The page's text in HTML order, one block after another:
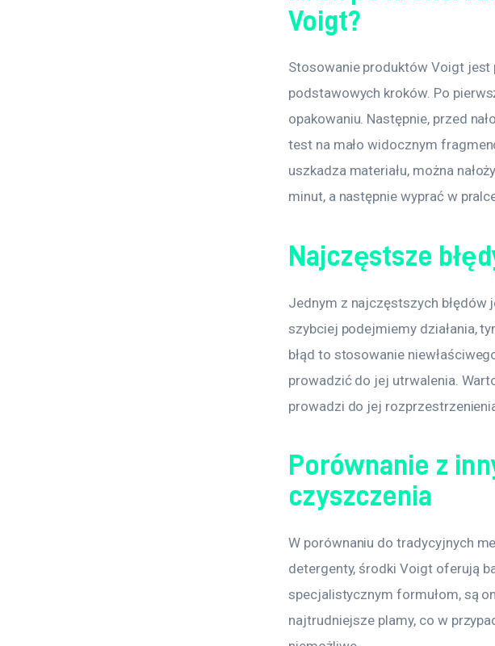
Voigt?
Stosowanie produktów Voigt jest
podstawowych kroków. Po
opakowaniu. Następnie, przed
test na mało widocznym
uszkadza materiału, można
minut, a następnie wyprać w
Najczęstsze
Jednym z najczęstszych błędów
szybciej podejmiemy działania,
błąd to stosowanie
prowadzić do jej utrwalenia.
prowadzi do jej
Porównanie z
czyszczenia
W porównaniu do tradycyjnych
detergenty, środki Voigt oferują
specjalistycznym formułom, są
najtrudniejsze plamy, co w